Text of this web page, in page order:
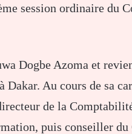
session ordinaire du
Dogbe Azoma et
Dakar. Au cours de sa
de la
puis conseiller du